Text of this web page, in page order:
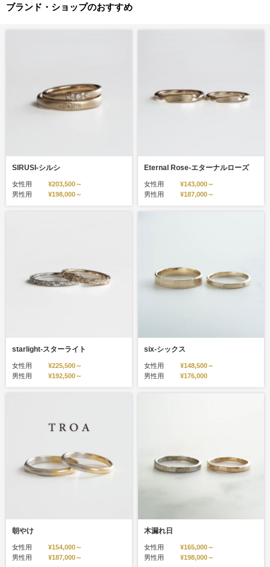
ブランド・ショップのおすすめ
SIRUSI‐シルシ
女性用
¥203,500～
男性用
¥198,000～
Eternal Rose‐エターナルローズ
女性用
¥143,000～
男性用
¥187,000～
starlight‐スターライト
女性用
¥225,500～
男性用
¥192,500～
six‐シックス
女性用
¥148,500～
男性用
¥176,000
朝やけ
女性用
¥154,000～
男性用
¥187,000～
木漏れ日
女性用
¥165,000～
男性用
¥198,000～